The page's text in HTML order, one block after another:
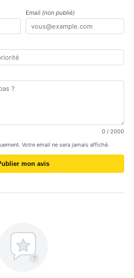
Email (non publié)
0 / 2000
Votre email ne sera jamais affiché.
mon avis
?